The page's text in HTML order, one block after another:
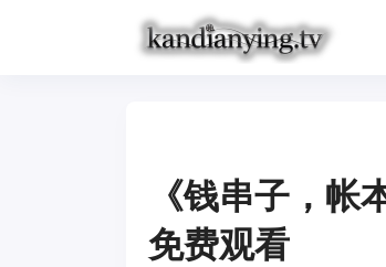
《钱串子，
免费观看